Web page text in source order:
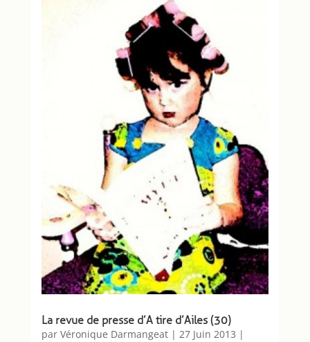
La revue de presse d’A tire d’Ailes (30)
par Véronique Darmangeat| 27 Juin 2013 |